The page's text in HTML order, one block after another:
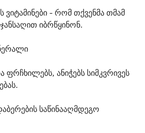
ვიტამინები - რომ თქვენმა თმამ
იბრწყინონ.
ფრჩხილებს, ანიჭებს სიმკვრივეს
საწინააღმდეგო